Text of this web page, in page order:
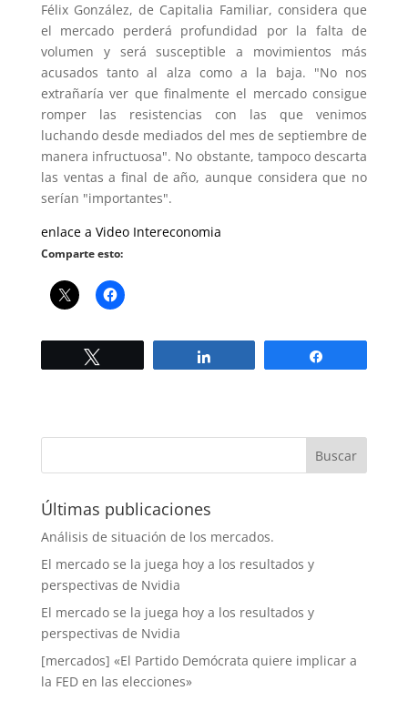
Félix González, de Capitalia Familiar, considera que
el mercado perderá profundidad por la falta de
volumen y será susceptible a movimientos más
acusados tanto al alza como a la baja. "No nos
extrañaría ver que finalmente el mercado consigue
romper las resistencias con las que venimos
luchando desde mediados del mes de septiembre de
manera infructuosa". No obstante, tampoco descarta
las ventas a final de año, aunque considera que no
serían "importantes".
enlace a Video Intereconomia
Comparte esto:
Últimas publicaciones
Análisis de situación de los mercados.
El mercado se la juega hoy a los resultados y
perspectivas de Nvidia
El mercado se la juega hoy a los resultados y
perspectivas de Nvidia
[mercados] «El Partido Demócrata quiere implicar a
la FED en las elecciones»